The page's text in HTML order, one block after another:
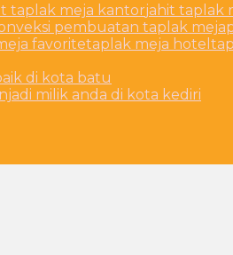
taplak meja kantorjahit taplak
pembuatan taplak meja
favoritetaplak meja hotel
di kota batu
milik anda di kota kediri